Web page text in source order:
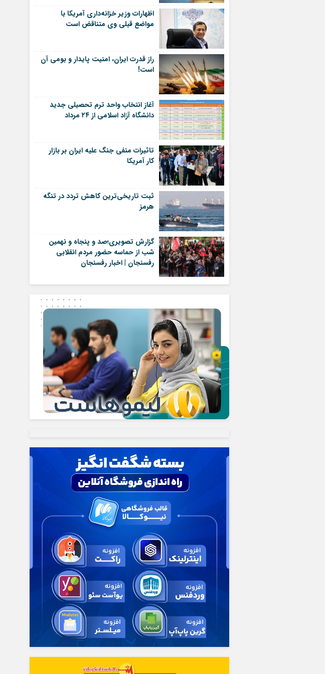
اظهارات وزیر خزانه‌داری آمریکا با
مواضع قبلی وی متناقض است
راز قدرت ایران، امنیت پایدار و بومی آن
است!
آغاز انتخاب واحد ترم تحصیلی جدید
دانشگاه آزاد اسلامی از ۲۴ مرداد
تاثیرات منفی جنگ علیه ایران بر بازار
کار آمریکا
ثبت تاریخی‌ترین کاهش تردد در تنگه
هرمز
گزارش تصویری؛صد و پنجاه و نهمین
شب از حماسه حضور مردم انقلابی
رفسنجان | اخبار رفسنجان